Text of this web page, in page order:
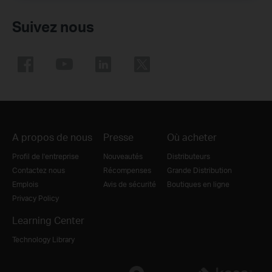
Suivez nous
A propos de nous
Profil de l'entreprise
Contactez nous
Emplois
Privacy Policy
Presse
Nouveautés
Récompenses
Avis de sécurité
Où acheter
Distributeurs
Grande Distribution
Boutiques en ligne
Learning Center
Technology Library